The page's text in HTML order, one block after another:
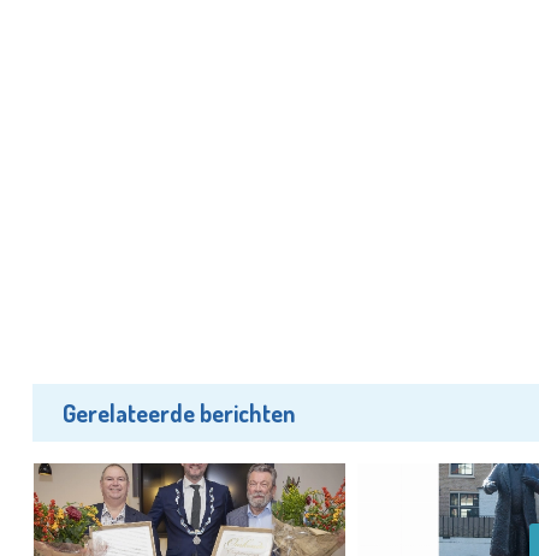
Gerelateerde berichten